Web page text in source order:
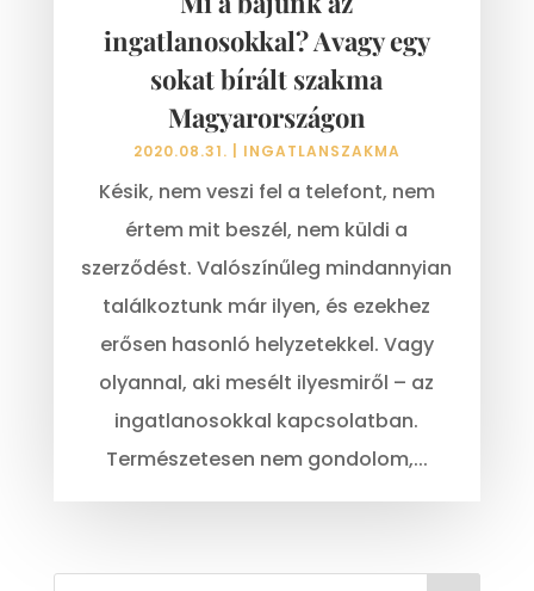
ingatlanosokkal? Avagy egy
sokat bírált szakma
Magyarországon
2020.08.31. INGATLANSZAKMA
Késik, nem veszi fel a telefont, nem
értem mit beszél, nem küldi a
szerződést. Valószínűleg mindannyian
találkoztunk már ilyen, és ezekhez
erősen hasonló helyzetekkel. Vagy
olyannal, aki mesélt ilyesmiről – az
ingatlanosokkal kapcsolatban.
Természetesen nem gondolom,...